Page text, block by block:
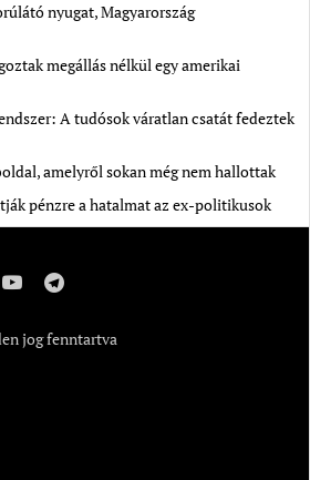
nyugat, Magyarország
megállás nélkül egy amerikai
A tudósok váratlan csatát fedeztek
amelyről sokan még nem hallottak
pénzre a hatalmat az ex-politikusok
jog fenntartva